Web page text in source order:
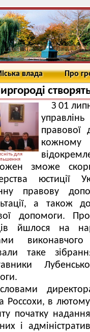
влада Про
для
З 01
правової
зможе
юстиції
правову
а також
допомоги.
йшлося на
таке
Россохи, в
початку
і